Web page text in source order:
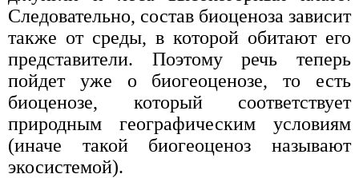
Следовательно, состав биоценоза зависит
также от среды, в которой обитают его
представители. Поэтому речь теперь
пойдет уже о биогеоценозе, то есть
биоценозе, который соответствует
природным географическим условиям
(иначе такой биогеоценоз называют
экосистемой).